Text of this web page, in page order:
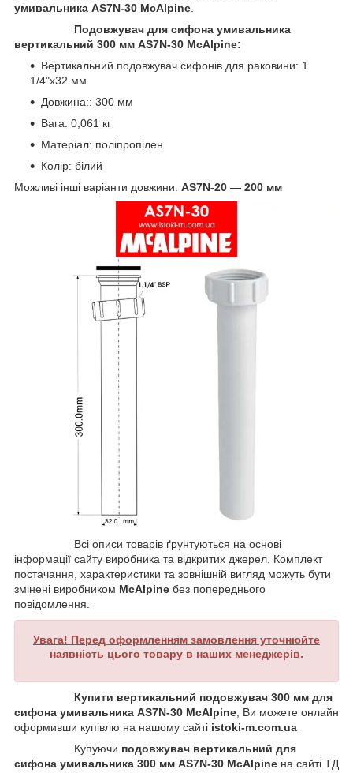
умивальника AS7N-30 McAlpine
Подовжувач для сифона умивальника
вертикальний 300 мм AS7N-30 McAlpine:
Вертикальний подовжувач сифонів для раковини: 1
1/4"x32 мм
Довжина:: 300 мм
Вага: 0,061 кг
Матеріал: поліпропілен
Колір: білий
Можливі інші варіанти довжини: AS7N-20 — 200 мм
Всі описи товарів ґрунтуються на основі
інформації сайту виробника та відкритих джерел. Комплект
постачання, характеристики та зовнішній вигляд можуть бути
змінені виробником McAlpine без попереднього
повідомлення.
Увага! Перед оформленням замовлення уточнюйте
наявність цього товару в наших менеджерів.
Купити вертикальний подовжувач 300 мм для
сифона умивальника AS7N-30 McAlpine , Ви можете онлайн
оформивши купівлю на нашому сайті istoki-m.com.ua
Купуючи подовжувач вертикальний для
сифона умивальника 300 мм AS7N-30 McAlpine на сайті ТД